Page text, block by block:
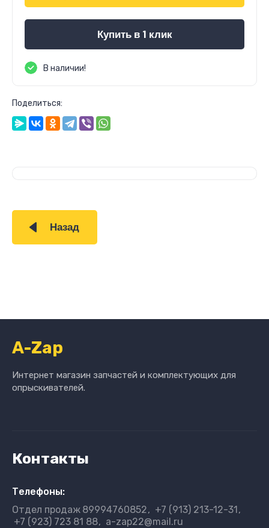
Купить в 1 клик
В наличии!
Поделиться:
Назад
A-Zap
Интернет магазин запчастей и комплектующих для
опрыскивателей.
Контакты
Телефоны:
Отдел продаж 89994760852
+7 (913) 213-12-31
+7 (923) 723 81 88
a-zap22@mail.ru